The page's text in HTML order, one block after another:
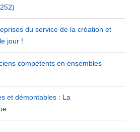
du service de la création et
jour !
compétents en ensembles
et démontables : La